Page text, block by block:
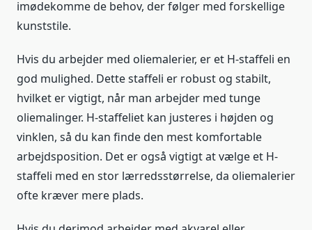
imødekomme de behov, der følger med forskellige
kunststile.
Hvis du arbejder med oliemalerier, er et H-staffeli en
god mulighed. Dette staffeli er robust og stabilt,
hvilket er vigtigt, når man arbejder med tunge
oliemalinger. H-staffeliet kan justeres i højden og
vinklen, så du kan finde den mest komfortable
arbejdsposition. Det er også vigtigt at vælge et H-
staffeli med en stor lærredsstørrelse, da oliemalerier
ofte kræver mere plads.